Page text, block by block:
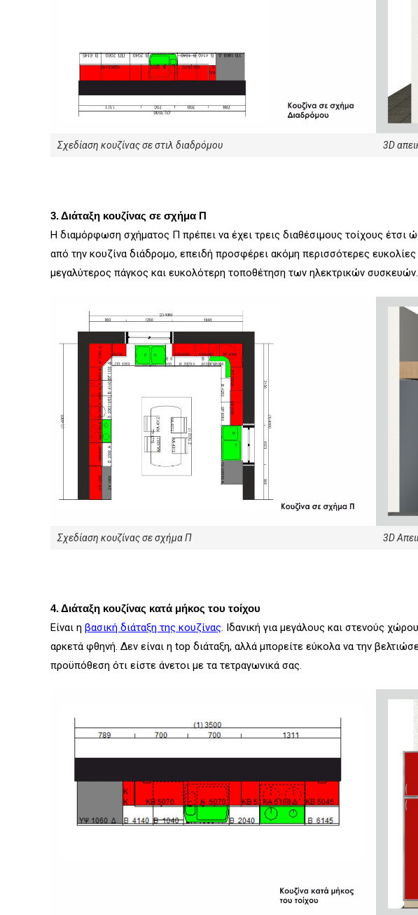
Σχεδίαση κουζίνας σε στιλ διαδρόμου 3D
3. Διάταξη κουζίνας σε σχήμα Π
Η διαμόρφωση σχήματος Π πρέπει να έχει τρεις διαθέσιμους τοίχους έτσι
από την κουζίνα διάδρομο, επειδή προσφέρει ακόμη περισσότερες
μεγαλύτερος πάγκος και ευκολότερη τοποθέτηση των ηλεκτρικών συσκευών.
Σχεδίαση κουζίνας σε σχήμα Π 3D
4. Διάταξη κουζίνας κατά μήκος του τοίχου
Είναι η βασική διάταξη της κουζίνας Ιδανική για μεγάλους και στενούς
αρκετά φθηνή. Δεν είναι η top διάταξη, αλλά μπορείτε εύκολα να την
προϋπόθεση ότι είστε άνετοι με τα τετραγωνικά σας.